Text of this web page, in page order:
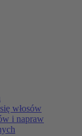
włosów
i napraw